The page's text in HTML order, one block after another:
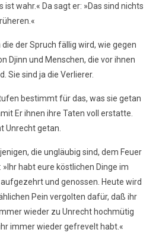
ist wahr.« Da sagt er: »Das sind nichts
die der Spruch fällig wird, wie gegen
Djinn und Menschen, die vor ihnen
Sie sind ja die Verlierer.
bestimmt für das, was sie getan
Er ihnen ihre Taten voll erstatte.
Unrecht getan.
die ungläubig sind, dem Feuer
habt eure köstlichen Dinge im
und genossen. Heute wird
Pein vergolten dafür, daß ihr
wieder zu Unrecht hochmütig
immer wieder gefrevelt habt.«